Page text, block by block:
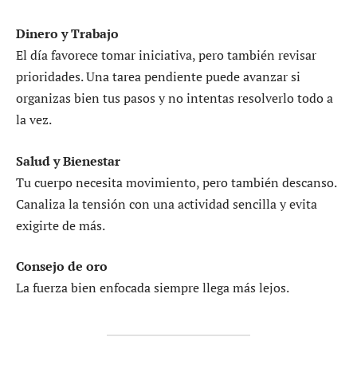
Dinero y Trabajo
El día favorece tomar iniciativa, pero también revisar
prioridades. Una tarea pendiente puede avanzar si
organizas bien tus pasos y no intentas resolverlo todo a
la vez.
Salud y Bienestar
Tu cuerpo necesita movimiento, pero también descanso.
Canaliza la tensión con una actividad sencilla y evita
exigirte de más.
Consejo de oro
La fuerza bien enfocada siempre llega más lejos.